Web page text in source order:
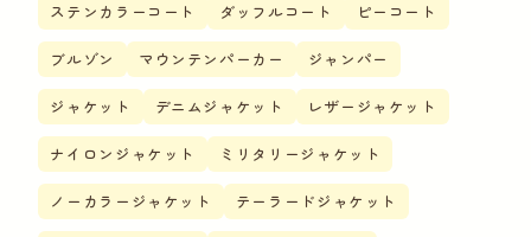
ステンカラーコート ダッフルコート ピーコート
ブルゾン マウンテンパーカー ジャンパー
ジャケット デニムジャケット レザージャケット
ナイロンジャケット ミリタリージャケット
ノーカラージャケット テーラードジャケット